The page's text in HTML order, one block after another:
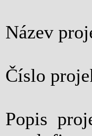
Název
Číslo
Popis